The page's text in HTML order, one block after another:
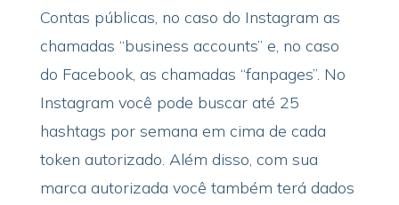
Contas públicas, no caso do Instagram as
chamadas “business accounts” e, no caso
do Facebook, as chamadas “fanpages”. No
Instagram você pode buscar até 25
hashtags por semana em cima de cada
token autorizado. Além disso, com sua
marca autorizada você também terá dados